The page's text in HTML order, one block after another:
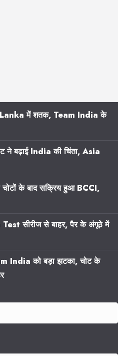
में शतक, Team India के
बढ़ाई India की चिंता, Asia
के बाद सक्रिय हुआ BCCI,
सीरीज से बाहर, पैर के अंगूठे में
India को बड़ा झटका, चोट के